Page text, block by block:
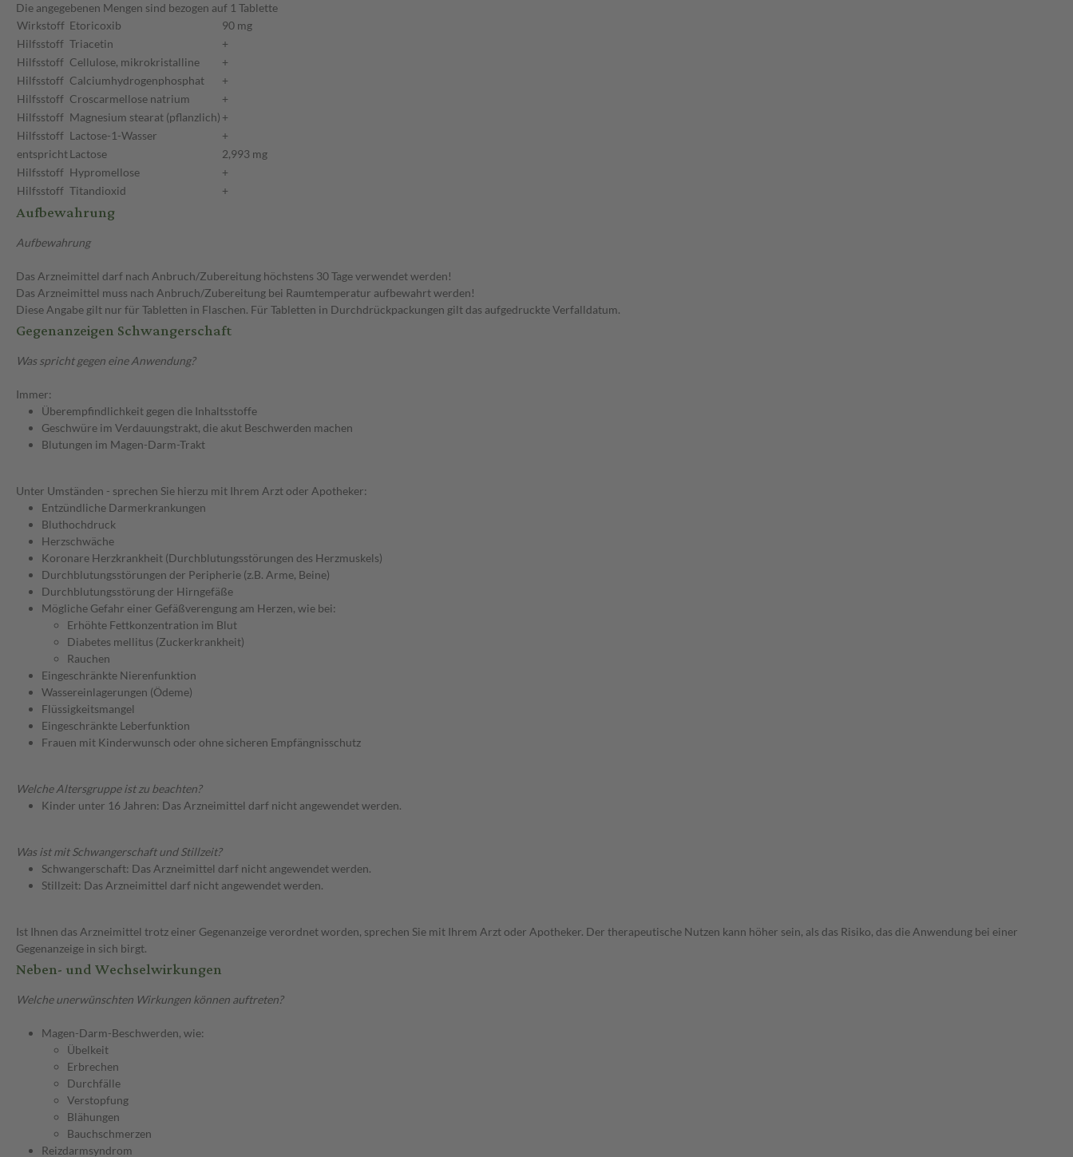
Die angegebenen Mengen sind bezogen auf 1 Tablette
Wirkstoff Etoricoxib
90 mg
Hilfsstoff Triacetin
+
Hilfsstoff Cellulose, mikrokristalline
+
Hilfsstoff Calciumhydrogenphosphat
+
Hilfsstoff Croscarmellose natrium
+
Hilfsstoff Magnesium stearat (pflanzlich) +
Hilfsstoff Lactose-1-Wasser
+
entsprichtLactose
2,993 mg
Hilfsstoff Hypromellose
+
Hilfsstoff Titandioxid +
Aufbewahrung
Aufbewahrung
Das Arzneimittel darf nach Anbruch/Zubereitung höchstens 30 Tage verwendet werden!
Das Arzneimittel muss nach Anbruch/Zubereitung bei Raumtemperatur aufbewahrt werden!
Diese Angabe gilt nur für Tabletten in Flaschen. Für Tabletten in Durchdrückpackungen gilt das aufgedruckte Verfalldatum.
Gegenanzeigen Schwangerschaft
Was spricht gegen eine Anwendung?
Immer:
Überempfindlichkeit gegen die Inhaltsstoffe
Geschwüre im Verdauungstrakt, die akut Beschwerden machen
Blutungen im Magen-Darm-Trakt
Unter Umständen - sprechen Sie hierzu mit Ihrem Arzt oder Apotheker:
Entzündliche Darmerkrankungen
Bluthochdruck
Herzschwäche
Koronare Herzkrankheit (Durchblutungsstörungen des Herzmuskels)
Durchblutungsstörungen der Peripherie (z.B. Arme, Beine)
Durchblutungsstörung der Hirngefäße
Mögliche Gefahr einer Gefäßverengung am Herzen, wie bei:
Erhöhte Fettkonzentration im Blut
Diabetes mellitus (Zuckerkrankheit)
Rauchen
Eingeschränkte Nierenfunktion
Wassereinlagerungen (Ödeme)
Flüssigkeitsmangel
Eingeschränkte Leberfunktion
Frauen mit Kinderwunsch oder ohne sicheren Empfängnisschutz
Welche Altersgruppe ist zu beachten?
Kinder unter 16 Jahren: Das Arzneimittel darf nicht angewendet werden.
Was ist mit Schwangerschaft und Stillzeit?
Schwangerschaft: Das Arzneimittel darf nicht angewendet werden.
Stillzeit: Das Arzneimittel darf nicht angewendet werden.
Ist Ihnen das Arzneimittel trotz einer Gegenanzeige verordnet worden, sprechen Sie mit Ihrem Arzt oder Apotheker. Der therapeutische Nutzen kann höher sein, als das Risiko, das die Anwendung bei einer
Gegenanzeige in sich birgt.
Neben- und Wechselwirkungen
Welche unerwünschten Wirkungen können auftreten?
Magen-Darm-Beschwerden, wie:
Übelkeit
Erbrechen
Durchfälle
Verstopfung
Blähungen
Bauchschmerzen
Reizdarmsyndrom